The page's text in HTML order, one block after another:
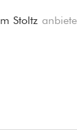
Stoltz